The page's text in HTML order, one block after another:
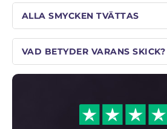
ALLA SMYCKEN TVÄTTAS
VAD BETYDER VARANS SKICK?